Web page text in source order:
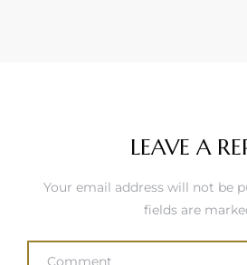
LEAVE A
Your email address will not be
fields are